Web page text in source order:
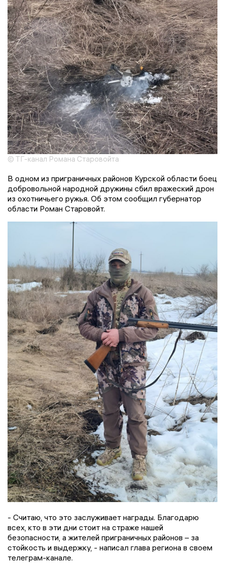
© ТГ-канал Романа Старовойта
В одном из приграничных районов Курской области боец
добровольной народной дружины сбил вражеский дрон
из охотничьего ружья. Об этом сообщил губернатор
области Роман Старовойт.
- Считаю, что это заслуживает награды. Благодарю
всех, кто в эти дни стоит на страже нашей
безопасности, а жителей приграничных районов – за
стойкость и выдержку, - написал глава региона в своем
телеграм-канале.